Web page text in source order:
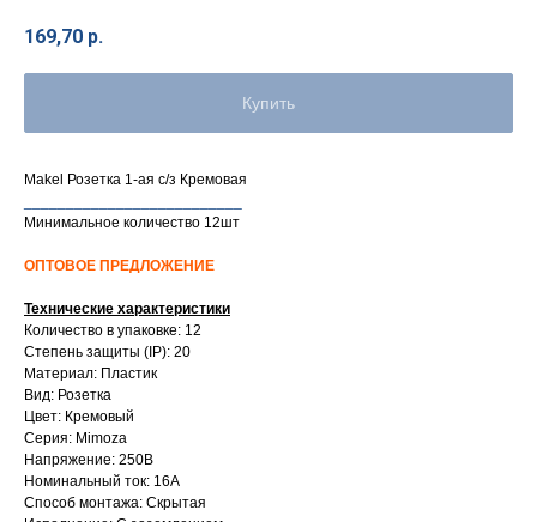
169,70 р.
Купить
Makel Розетка 1-ая с/з Кремовая
Минимальное количество 12шт
ОПТОВОЕ ПРЕДЛОЖЕНИЕ
Технические характеристики
Количество в упаковке: 12
Степень защиты (IP): 20
Материал: Пластик
Вид: Розетка
Цвет: Кремовый
Серия: Mimoza
Напряжение: 250В
Номинальный ток: 16А
Способ монтажа: Скрытая